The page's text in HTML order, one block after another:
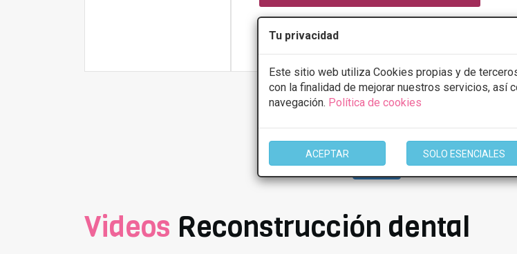
Tu privacidad
Este sitio web utiliza Cookies propias y de
con la finalidad de mejorar nuestros servicios, así
navegación. Política de cookies
ACEPTAR SOLO ESENCIALES
1 de 1
Videos Reconstrucción dental